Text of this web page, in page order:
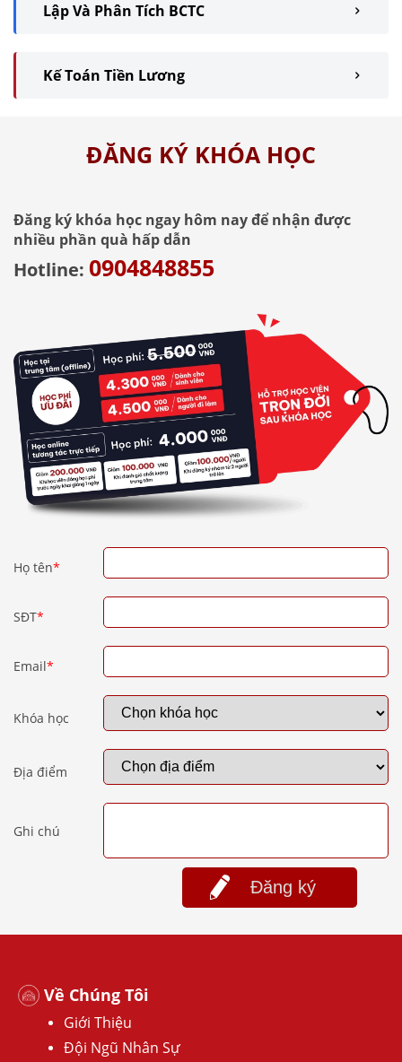
Lập Và Phân Tích BCTC
Kế Toán Tiền Lương
ĐĂNG KÝ KHÓA HỌC
Đăng ký khóa học ngay hôm nay để nhận được
nhiều phần quà hấp dẫn
Hotline: 0904848855
Họ tên*
SĐT*
Email*
Khóa học
Địa điểm
Ghi chú
Đăng ký
Về Chúng Tôi
Giới Thiệu
Đội Ngũ Nhân Sự